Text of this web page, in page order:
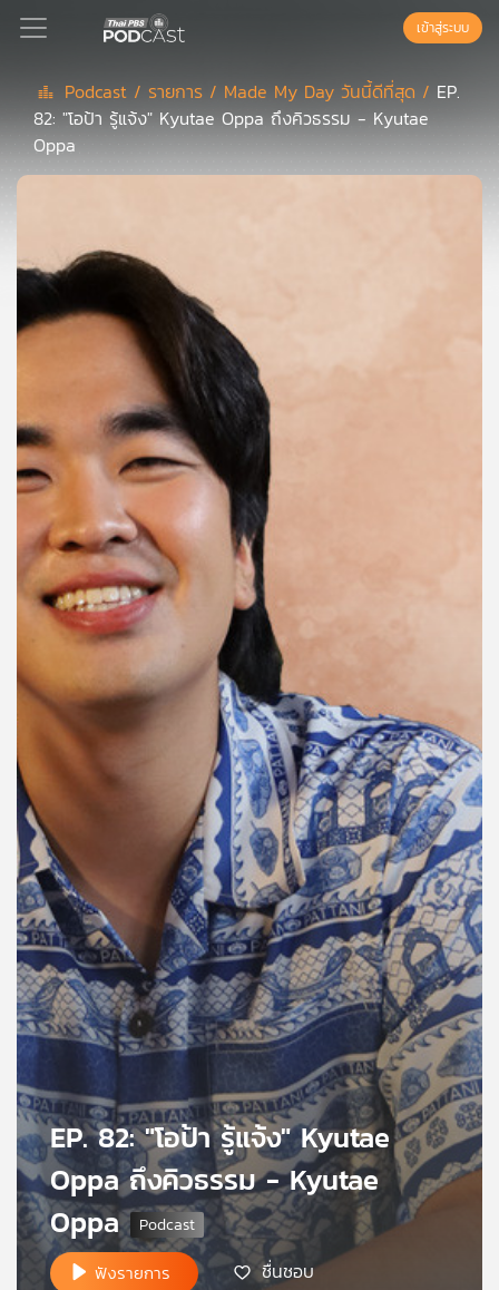
Podcast
สต์
ลิ
สต์
ของ
เพลง
บทความ
และ
กิจกรรม
เกี่ยว
กับ
เรา
เครือ
ไทย
พี
บี
เอส
แผนที่
เข้าสู่ระบบ
Podcast / รายการ / Made My Day วันนี้ดีที่สุด / EP.
82: "โอป้า รู้แจ้ง" Kyutae Oppa ถึงคิวธรรม - Kyutae
Oppa
EP. 82: "โอป้า รู้แจ้ง" Kyutae
Oppa ถึงคิวธรรม - Kyutae
Oppa
ฟังรายการ ชื่นชอบ